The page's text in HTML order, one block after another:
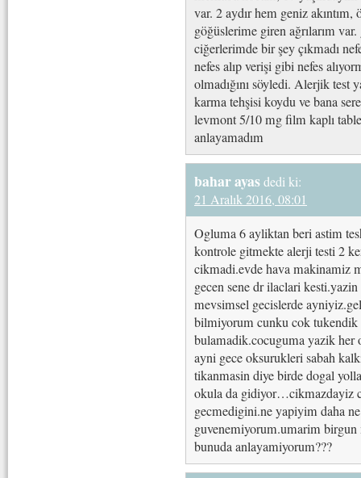
var. 2 aydır hem geniz akıntım,
göğüslerime giren ağrılarım
ciğerlerimde bir şey çıkmadı
nefes alıp verişi gibi nefes
olmadığını söyledi. Alerjik test
karma tehşisi koydu ve bana
levmont 5/10 mg film kaplı
anlayamadım
bahar ayasdedi ki:
21 Aralık 2016, 08:01
Ogluma 6 ayliktan beri astim
kontrole gitmekte alerji testi 2
cikmadi.evde hava makinamiz
gecen sene dr ilaclari
mevsimsel gecislerde
bilmiyorum cunku cok tukendik
bulamadik.cocuguma yazik her
ayni gece oksurukleri sabah
tikanmasin diye birde dogal
okula da gidiyor…cikmazdayiz
gecmedigini.ne yapiyim daha
guvenemiyorum.umarim
bunuda anlayamiyorum???